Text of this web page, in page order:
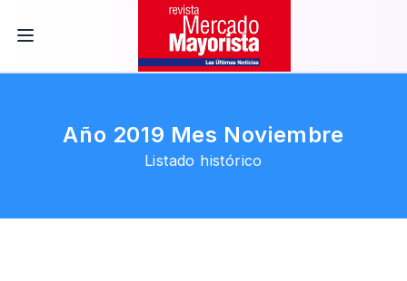
Año 2019 Mes Noviembre
Listado histórico